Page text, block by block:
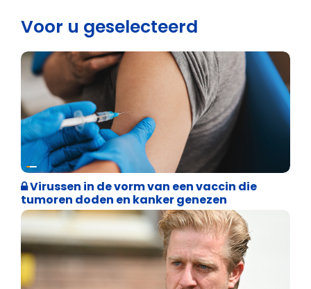
Voor u geselecteerd
Weekblad 't Pallieterke
Virussen in de vorm van een vaccin die
tumoren doden en kanker genezen